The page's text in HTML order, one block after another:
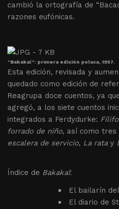
cambió la ortografía de
razones eufónicas.
“Bakakaï”: primera edición polaca, 1957.
Esta edición, revisada y
quedado como edición de
Reagrupa doce cuentos, ya
agregó, a los siete cuentos
integrados a Ferdydurke:
forrado de niño, así como tres
escalera de servicio, La ratay
Índice de Bakakaï:
El bailarín
El diario de